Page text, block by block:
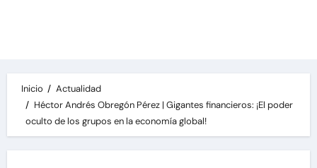
Inicio
Actualidad
Héctor Andrés Obregón Pérez | Gigantes financieros: ¡El poder
oculto de los grupos en la economía global!